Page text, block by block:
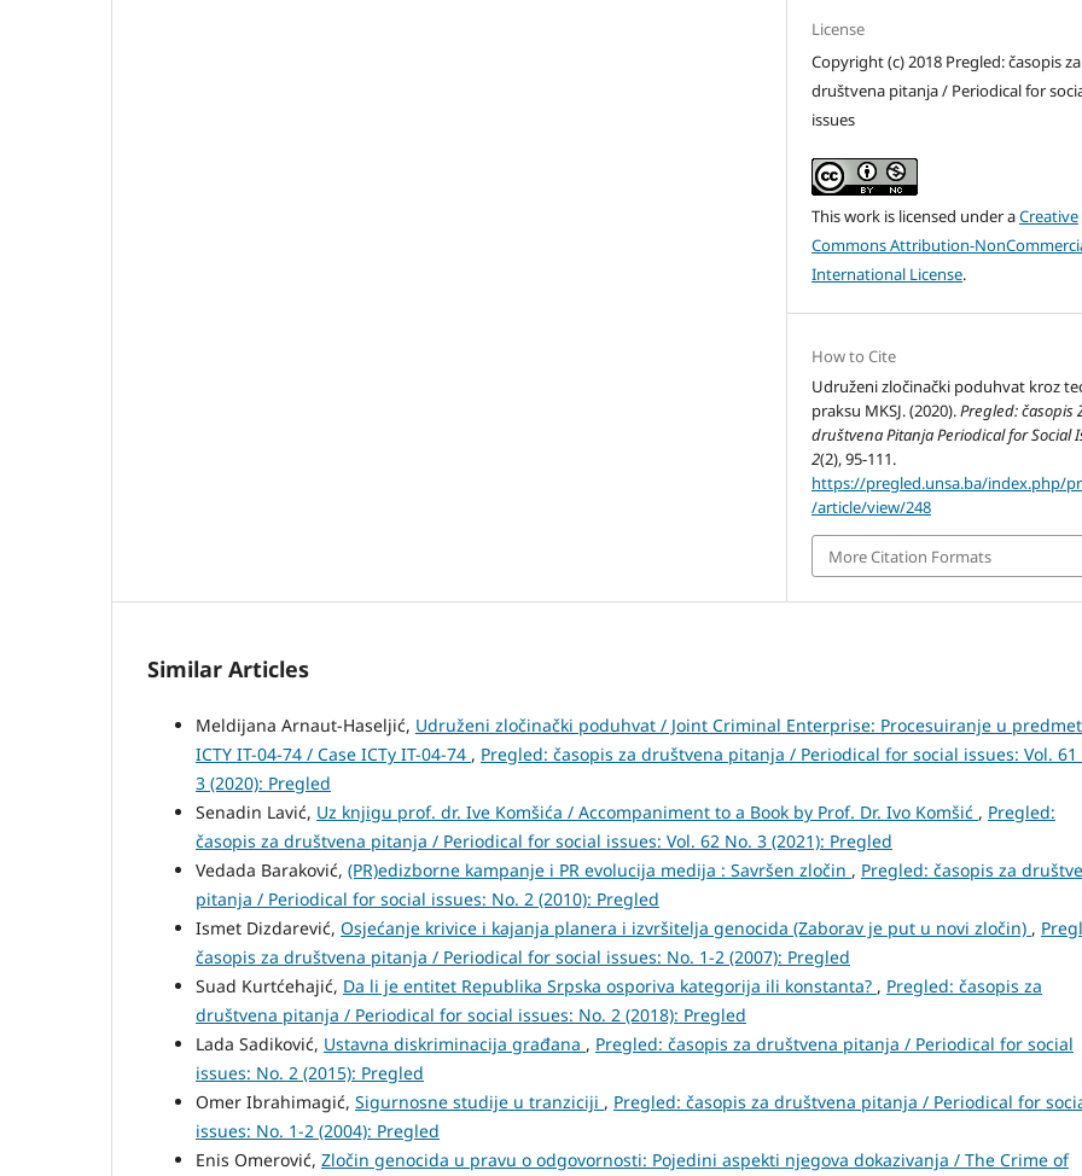
License
Copyright (c) 2018 Pregled: časopis za
društvena pitanja / Periodical for
issues
This work is licensed under aCreative
Commons Attribution-
International License.
How to Cite
Udruženi zločinački poduhvat kroz
praksu MKSJ. (2020).Pregled: časopis
društvena Pitanja Periodical for Social
2(2), 95-111.
https://pregled.unsa.ba/index.php/
/article/view/248
More Citation Formats
Similar Articles
Meldijana Arnaut-Haseljić, Udruženi zločinački poduhvat / Joint Criminal Enterprise: Procesuiranje u
ICTY IT-04-74 / Case ICTy IT-04-74 , Pregled: časopis za društvena pitanja / Periodical for social issues: Vol. 61
3 (2020): Pregled
Senadin Lavić, Uz knjigu prof. dr. Ive Komšića / Accompaniment to a Book by Prof. Dr. Ivo Komšić , Pregled:
časopis za društvena pitanja / Periodical for social issues: Vol. 62 No. 3 (2021): Pregled
Vedada Baraković, (PR)edizborne kampanje i PR evolucija medija : Savršen zločin , Pregled: časopis za
pitanja / Periodical for social issues: No. 2 (2010): Pregled
Ismet Dizdarević, Osjećanje krivice i kajanja planera i izvršitelja genocida (Zaborav je put u novi zločin) ,
časopis za društvena pitanja / Periodical for social issues: No. 1-2 (2007): Pregled
Suad Kurtćehajić, Da li je entitet Republika Srpska osporiva kategorija ili konstanta? , Pregled: časopis za
društvena pitanja / Periodical for social issues: No. 2 (2018): Pregled
Lada Sadiković, Ustavna diskriminacija građana , Pregled: časopis za društvena pitanja / Periodical for social
issues: No. 2 (2015): Pregled
Omer Ibrahimagić, Sigurnosne studije u tranziciji , Pregled: časopis za društvena pitanja / Periodical for
issues: No. 1-2 (2004): Pregled
Enis Omerović, Zločin genocida u pravu o odgovornosti: Pojedini aspekti njegova dokazivanja / The Crime of